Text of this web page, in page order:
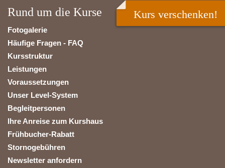
Rund um die Kurse
Fotogalerie
Häufige Fragen - FAQ
Kursstruktur
Leistungen
Voraussetzungen
Unser Level-System
Begleitpersonen
Ihre Anreise zum Kurshaus
Frühbucher-Rabatt
Stornogebühren
Newsletter anfordern
Kurs verschenken!